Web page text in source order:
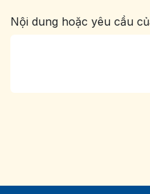
Nội dung hoặc yêu cầu